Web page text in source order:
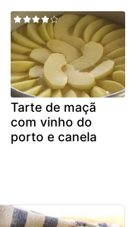
Tarte de maçã
com vinho do
porto e canela